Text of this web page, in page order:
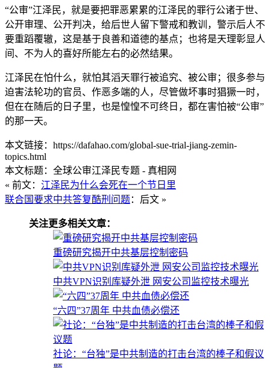
“公审”江泽民，就是要把罪恶累累的江泽民的罪行公诸于世、
公开审理、公开判决，给后世人留下警戒和教训，警示后人不
要重蹈覆辙，这是基于良善和道德的基点；也将是天理彰显人
间、不为人的喜好所能左右的必然结果。
江泽民在怕什么，就怕其滔天罪行被追究、被公审；很多参与
迫害法轮功的官员、作恶多端的人，尽管做坏事时猖獗一时，
但在在随后的日子里，也是惶惶不可终日，都在害怕被“公审”
的那一天。
本文链接：https://dafahao.com/global-sue-trial-jiang-zemin-
topics.html
本文标题：全球公审江泽民专题 - 真相网
« 前文： 江泽民为什么会死在一个节日里
联合国要求中共答复酷刑问题 ：后文 »
关注更多相关文章：
重磅研究揭开中共基层控制密码
中共VPN识别库疑外泄 网安公司监控技术曝光
“六四”37周年 中共血债必偿还
社论：“台独”是中共制造的打击台湾的棒子和假议